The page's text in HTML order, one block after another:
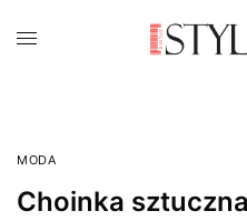
MODA
Choinka